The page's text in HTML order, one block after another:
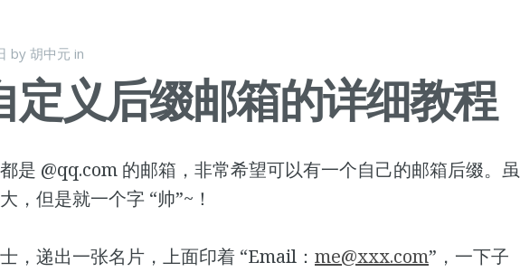
by 胡中元 in
定义后缀邮箱的详细教程
是 @qq.com 的邮箱，非常希望可以有一个自己的邮箱后缀。虽
，但是就一个字 “帅”~！
，递出一张名片，上面印着 “Email： me@xxx.com”，一下子